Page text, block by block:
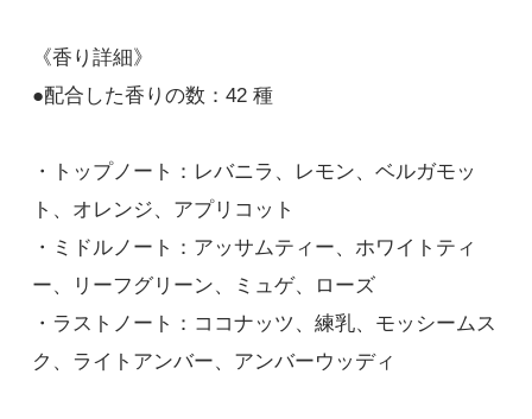
《香り詳細》
●配合した香りの数：42 種
・トップノート：レバニラ、レモン、ベルガモッ
ト、オレンジ、アプリコット
・ミドルノート：アッサムティー、ホワイトティ
ー、リーフグリーン、ミュゲ、ローズ
・ラストノート：ココナッツ、練乳、モッシームス
ク、ライトアンバー、アンバーウッディ